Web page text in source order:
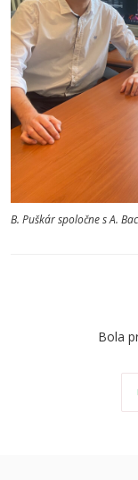
B. Puškár spoločne s A.
Bola